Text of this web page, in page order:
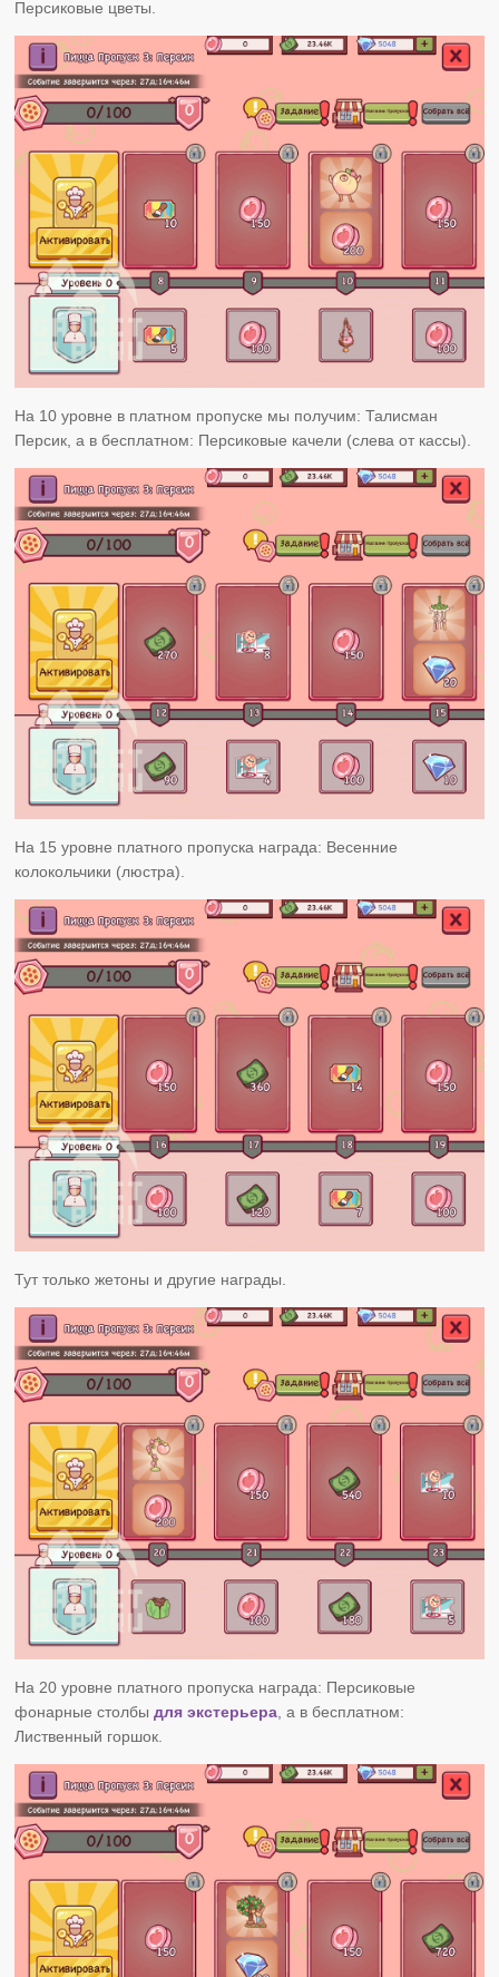
Персиковые цветы.
На 10 уровне в платном пропуске мы получим: Талисман
Персик, а в бесплатном: Персиковые качели (слева от кассы).
На 15 уровне платного пропуска награда: Весенние
колокольчики (люстра).
Тут только жетоны и другие награды.
На 20 уровне платного пропуска награда: Персиковые
фонарные столбыдля экстерьера , а в бесплатном:
Лиственный горшок.